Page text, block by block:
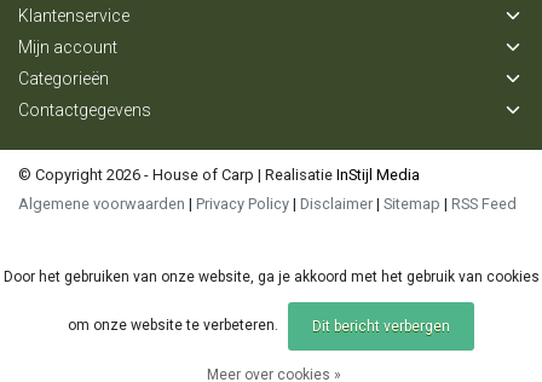
Klantenservice
Mijn account
Categorieën
Contactgegevens
© Copyright 2026 - House of Carp | Realisatie InStijl Media
Algemene voorwaarden | Privacy Policy | Disclaimer | Sitemap | RSS Feed
Door het gebruiken van onze website, ga je akkoord met het gebruik van cookies
om onze website te verbeteren. Dit bericht verbergen
Meer over cookies »